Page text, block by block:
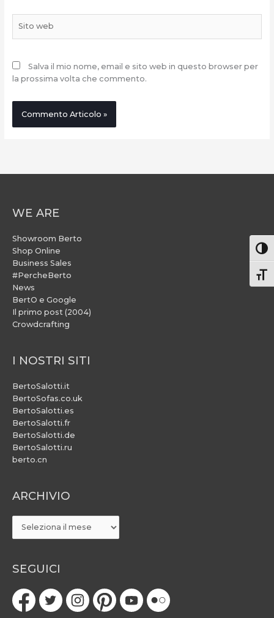
web
Salva il mio nome, email e sito web in questo browser per
la prossima volta che commento.
WE ARE
Showroom Berto
Shop Online
Business Sales
#PercheBerto
News
BertO e Google
Il primo post (2004)
Crowdcrafting
I NOSTRI SITI
BertoSalotti.it
BertoSofas.co.uk
BertoSalotti.es
BertoSalotti.fr
BertoSalotti.de
BertoSalotti.ru
berto.cn
ARCHIVIO
ARCHIVIO
SEGUICI